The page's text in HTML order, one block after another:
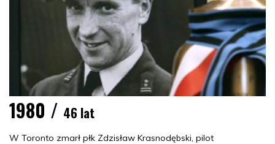
1980 / 46 lat
W Toronto zmarł płk Zdzisław Krasnodębski, pilot